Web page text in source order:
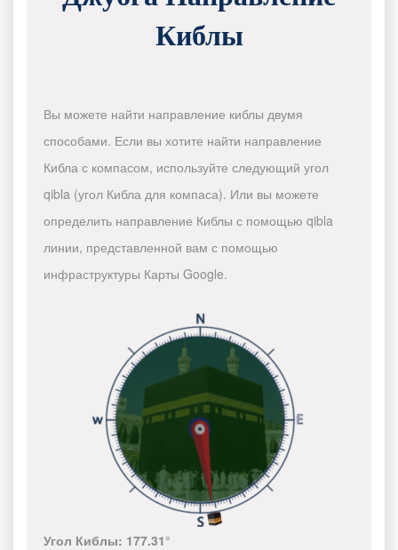
Киблы
Вы можете найти направление киблы двумя
способами. Если вы хотите найти направление
Кибла с компасом, используйте следующий угол
qibla (угол Кибла для компаса). Или вы можете
определить направление Киблы с помощью qibla
линии, представленной вам с помощью
инфраструктуры Карты Google.
Угол Киблы: 177.31°